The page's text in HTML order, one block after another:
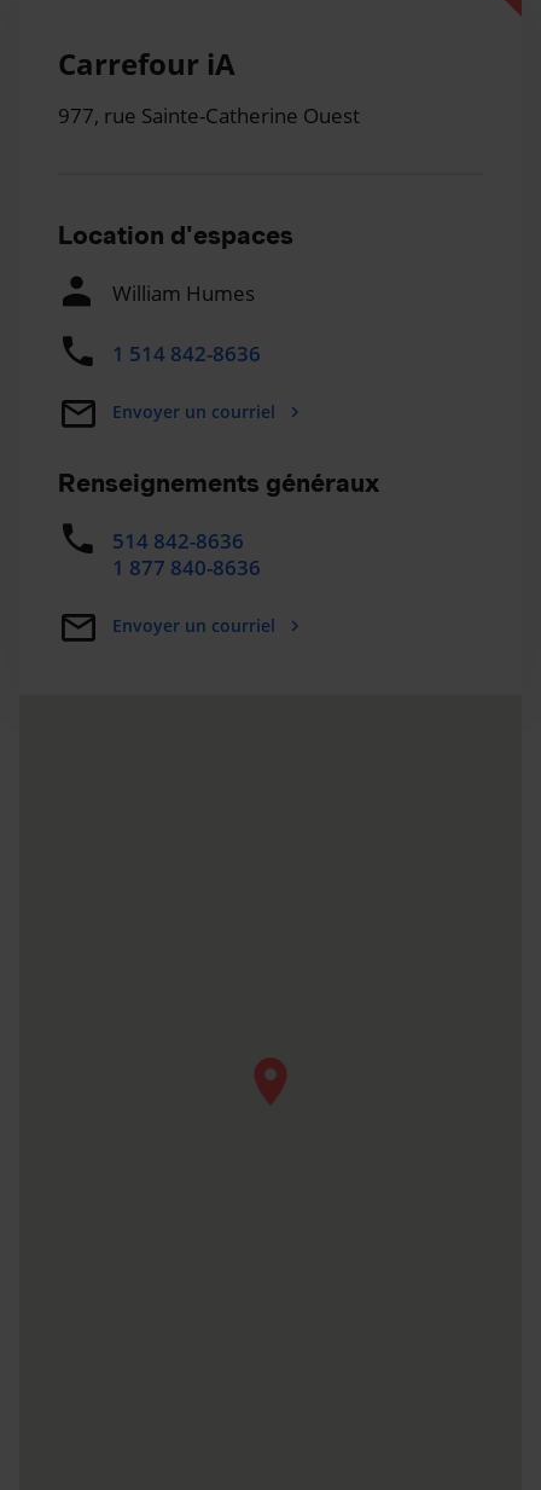
Carrefour iA
977, rue Sainte-Catherine Ouest
Location d'espaces
William Humes
1 514 842-8636
Envoyer un courriel
Renseignements généraux
514 842-8636
1 877 840-8636
Envoyer un courriel